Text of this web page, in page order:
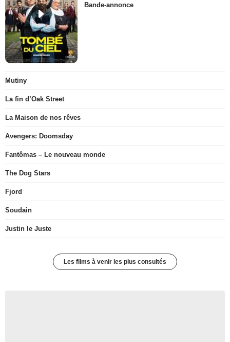
Bande-annonce
Mutiny
La fin d’Oak Street
La Maison de nos rêves
Avengers: Doomsday
Fantômas – Le nouveau monde
The Dog Stars
Fjord
Soudain
Justin le Juste
Les films à venir les plus consultés